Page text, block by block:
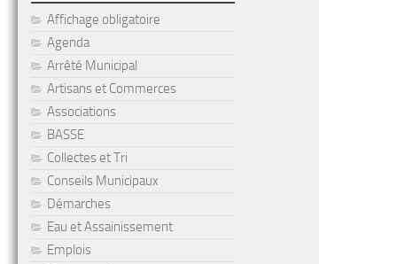
Affichage obligatoire
Agenda
Arrêté Municipal
Artisans et Commerces
Associations
BASSE
Collectes et Tri
Conseils Municipaux
Démarches
Eau et Assainissement
Emplois